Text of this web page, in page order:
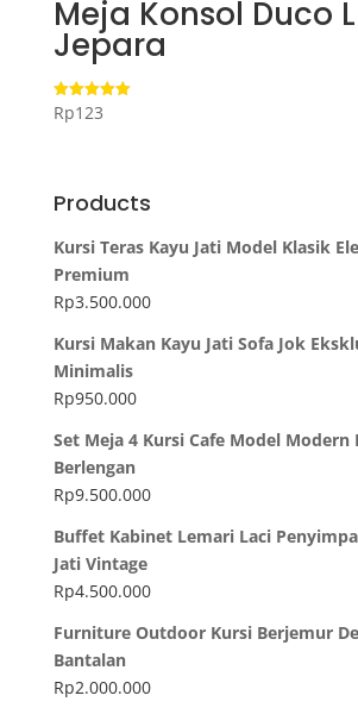
Meja Konsol Duco
Jepara
Dinilai
5.00
Rp123
Products
Kursi Teras Kayu Jati Model Klasik
Premium
Rp3.500.000
Kursi Makan Kayu Jati Sofa Jok
Minimalis
Rp950.000
Set Meja 4 Kursi Cafe Model
Berlengan
Rp9.500.000
Buffet Kabinet Lemari Laci
Jati Vintage
Rp4.500.000
Furniture Outdoor Kursi Berjemur
Bantalan
Rp2.000.000